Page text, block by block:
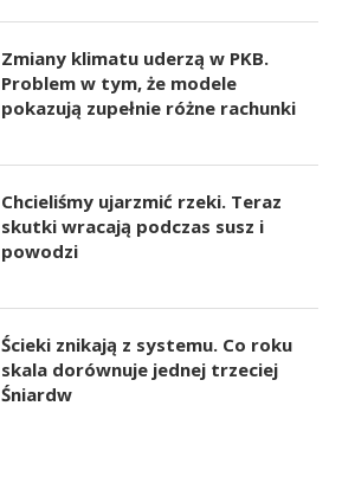
Zmiany klimatu uderzą w PKB.
Problem w tym, że modele
pokazują zupełnie różne rachunki
Chcieliśmy ujarzmić rzeki. Teraz
skutki wracają podczas susz i
powodzi
Ścieki znikają z systemu. Co roku
skala dorównuje jednej trzeciej
Śniardw